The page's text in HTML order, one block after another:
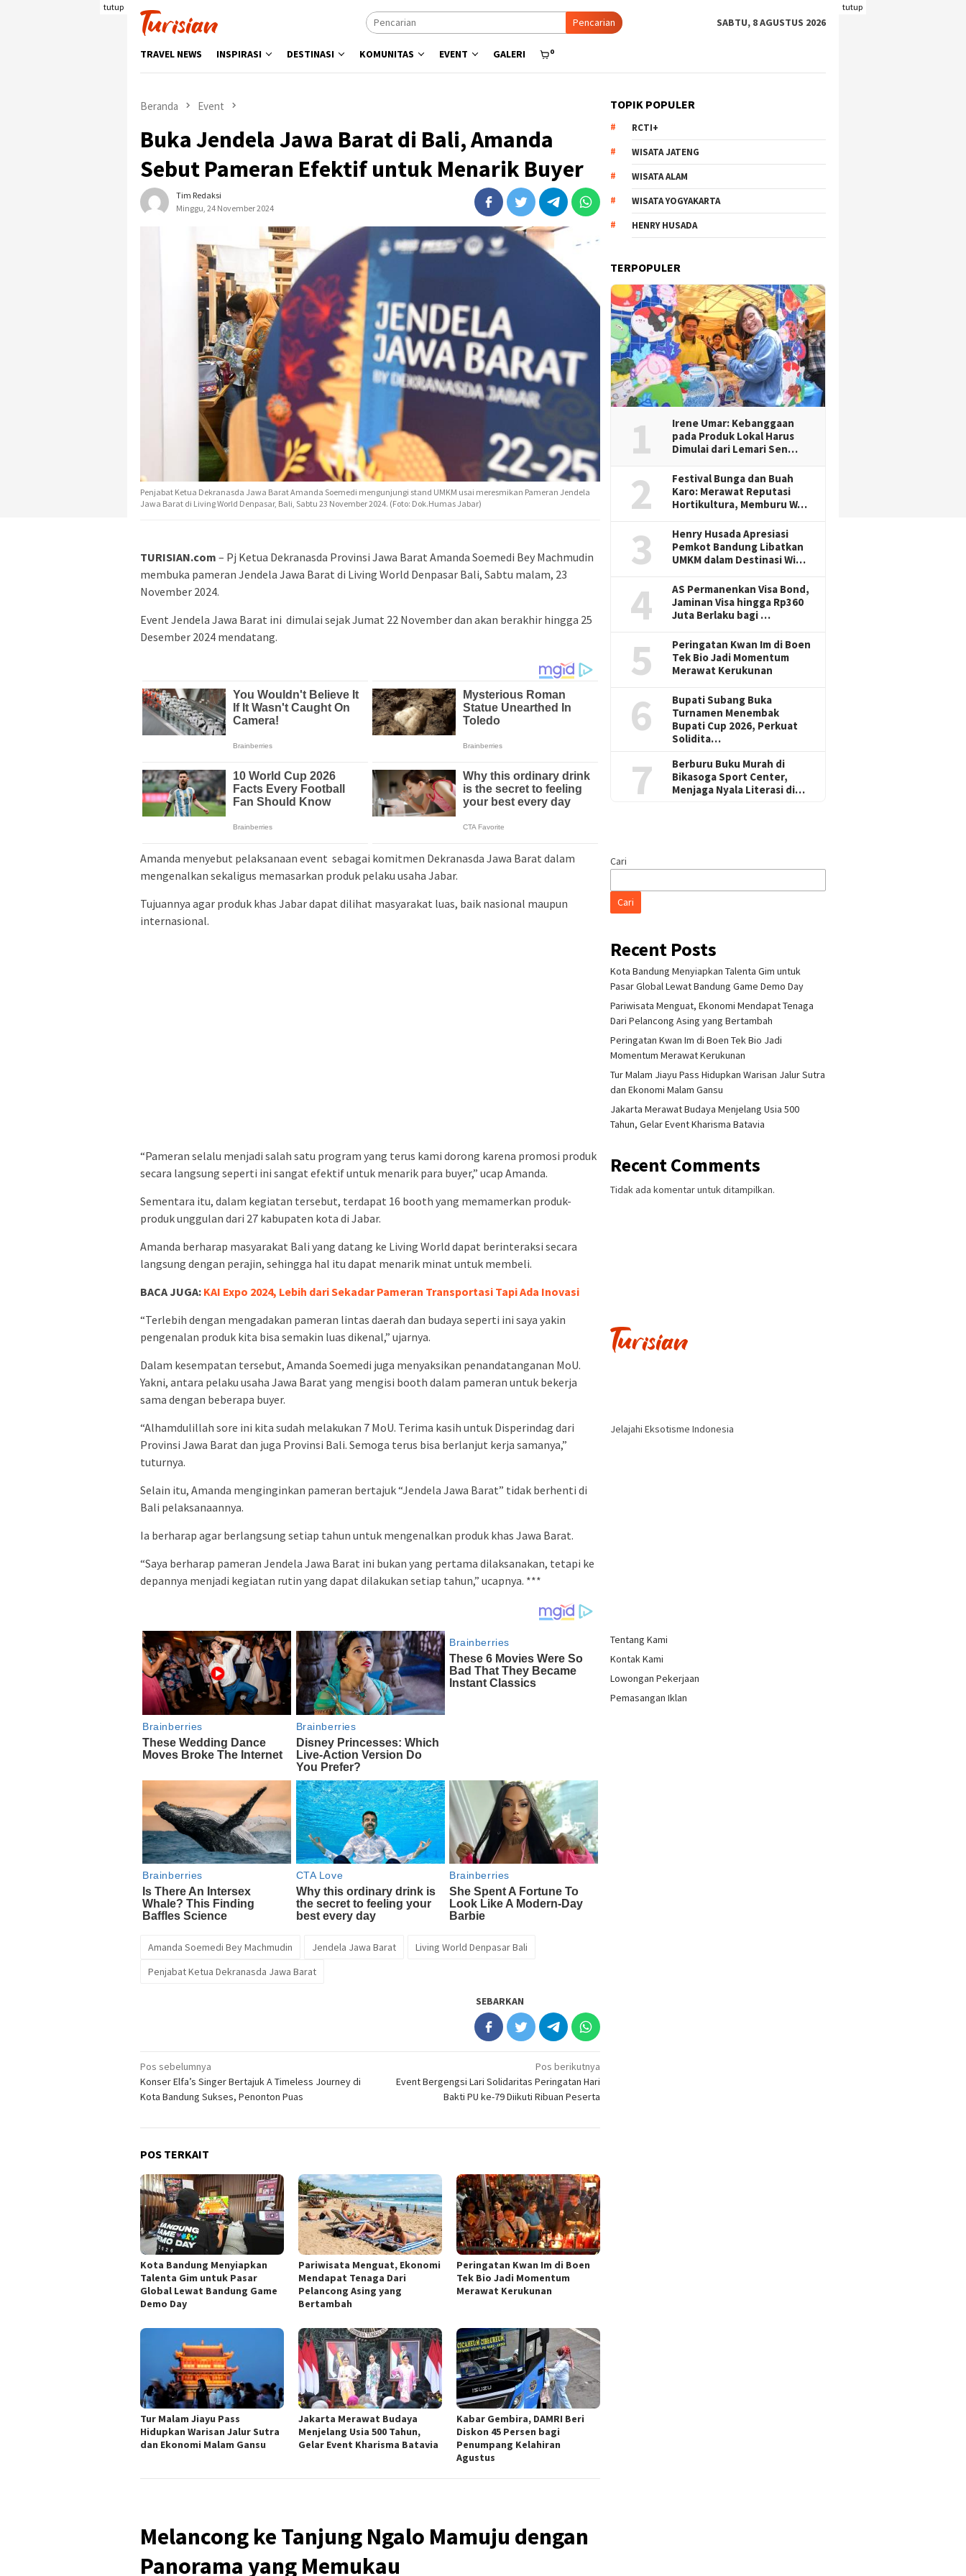
tutup tutup
Pencarian SABTU, 8 AGUSTUS 2026
TRAVEL NEWS INSPIRASI DESTINASI KOMUNITAS EVENT GALERI 0
Beranda Event
Buka Jendela Jawa Barat di Bali, Amanda
Sebut Pameran Efektif untuk Menarik Buyer
Tim Redaksi
Minggu, 24 November 2024
Penjabat Ketua Dekranasda Jawa Barat Amanda Soemedi mengunjungi stand UMKM usai meresmikan Pameran Jendela
Jawa Barat di Living World Denpasar, Bali, Sabtu 23 November 2024. (Foto: Dok.Humas Jabar)
TURISIAN.com – Pj Ketua Dekranasda Provinsi Jawa Barat Amanda Soemedi Bey Machmudin
membuka pameran Jendela Jawa Barat di Living World Denpasar Bali, Sabtu malam, 23
November 2024.
Event Jendela Jawa Barat ini dimulai sejak Jumat 22 November dan akan berakhir hingga 25
Desember 2024 mendatang.
Amanda menyebut pelaksanaan event sebagai komitmen Dekranasda Jawa Barat dalam
mengenalkan sekaligus memasarkan produk pelaku usaha Jabar.
Tujuannya agar produk khas Jabar dapat dilihat masyarakat luas, baik nasional maupun
internasional.
“Pameran selalu menjadi salah satu program yang terus kami dorong karena promosi produk
secara langsung seperti ini sangat efektif untuk menarik para buyer,” ucap Amanda.
Sementara itu, dalam kegiatan tersebut, terdapat 16 booth yang memamerkan produk-
produk unggulan dari 27 kabupaten kota di Jabar.
Amanda berharap masyarakat Bali yang datang ke Living World dapat berinteraksi secara
langsung dengan perajin, sehingga hal itu dapat menarik minat untuk membeli.
BACA JUGA: KAI Expo 2024, Lebih dari Sekadar Pameran Transportasi Tapi Ada Inovasi
“Terlebih dengan mengadakan pameran lintas daerah dan budaya seperti ini saya yakin
pengenalan produk kita bisa semakin luas dikenal,” ujarnya.
Dalam kesempatan tersebut, Amanda Soemedi juga menyaksikan penandatanganan MoU.
Yakni, antara pelaku usaha Jawa Barat yang mengisi booth dalam pameran untuk bekerja
sama dengan beberapa buyer.
“Alhamdulillah sore ini kita sudah melakukan 7 MoU. Terima kasih untuk Disperindag dari
Provinsi Jawa Barat dan juga Provinsi Bali. Semoga terus bisa berlanjut kerja samanya,”
tuturnya.
Selain itu, Amanda menginginkan pameran bertajuk “Jendela Jawa Barat” tidak berhenti di
Bali pelaksanaannya.
Ia berharap agar berlangsung setiap tahun untuk mengenalkan produk khas Jawa Barat.
“Saya berharap pameran Jendela Jawa Barat ini bukan yang pertama dilaksanakan, tetapi ke
depannya menjadi kegiatan rutin yang dapat dilakukan setiap tahun,” ucapnya. ***
Amanda Soemedi Bey Machmudin Jendela Jawa Barat
Living World Denpasar Bali
Penjabat Ketua Dekranasda Jawa Barat
SEBARKAN
Navigasi
pos
Pos sebelumnya
Konser Elfa’s Singer Bertajuk A Timeless Journey di
Kota Bandung Sukses, Penonton Puas
Pos berikutnya
Event Bergengsi Lari Solidaritas Peringatan Hari
Bakti PU ke-79 Diikuti Ribuan Peserta
POS TERKAIT
Kota Bandung Menyiapkan
Talenta Gim untuk Pasar
Global Lewat Bandung Game
Demo Day
Pariwisata Menguat, Ekonomi
Mendapat Tenaga Dari
Pelancong Asing yang
Bertambah
Peringatan Kwan Im di Boen
Tek Bio Jadi Momentum
Merawat Kerukunan
Tur Malam Jiayu Pass
Hidupkan Warisan Jalur Sutra
dan Ekonomi Malam Gansu
Jakarta Merawat Budaya
Menjelang Usia 500 Tahun,
Gelar Event Kharisma Batavia
Kabar Gembira, DAMRI Beri
Diskon 45 Persen bagi
Penumpang Kelahiran
Agustus
Melancong ke Tanjung Ngalo Mamuju dengan
Panorama yang Memukau
TOPIK POPULER
RCTI+
WISATA JATENG
WISATA ALAM
WISATA YOGYAKARTA
HENRY HUSADA
TERPOPULER
1
Irene Umar: Kebanggaan
pada Produk Lokal Harus
Dimulai dari Lemari Sen…
2
Festival Bunga dan Buah
Karo: Merawat Reputasi
Hortikultura, Memburu W…
3
Henry Husada Apresiasi
Pemkot Bandung Libatkan
UMKM dalam Destinasi Wi…
4
AS Permanenkan Visa Bond,
Jaminan Visa hingga Rp360
Juta Berlaku bagi …
5
Peringatan Kwan Im di Boen
Tek Bio Jadi Momentum
Merawat Kerukunan
6
Bupati Subang Buka
Turnamen Menembak
Bupati Cup 2026, Perkuat
Solidita…
7
Berburu Buku Murah di
Bikasoga Sport Center,
Menjaga Nyala Literasi di…
Cari
Cari
Recent Posts
Kota Bandung Menyiapkan Talenta Gim untuk
Pasar Global Lewat Bandung Game Demo Day
Pariwisata Menguat, Ekonomi Mendapat Tenaga
Dari Pelancong Asing yang Bertambah
Peringatan Kwan Im di Boen Tek Bio Jadi
Momentum Merawat Kerukunan
Tur Malam Jiayu Pass Hidupkan Warisan Jalur Sutra
dan Ekonomi Malam Gansu
Jakarta Merawat Budaya Menjelang Usia 500
Tahun, Gelar Event Kharisma Batavia
Recent Comments
Tidak ada komentar untuk ditampilkan.
Jelajahi Eksotisme Indonesia
Tentang Kami
Kontak Kami
Lowongan Pekerjaan
Pemasangan Iklan